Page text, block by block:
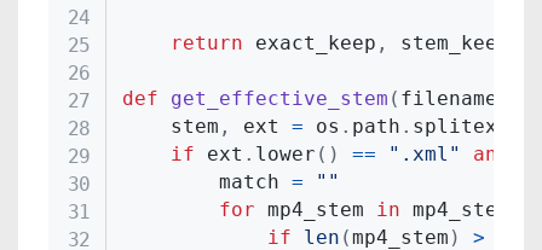
return exact_keep , stem_keep
def get_effective_stem ( filename
    stem
, ext = os . path . splitext
if ext . lower ( ) == ".xml" and
        match
=
""
for mp4_stem in mp4_stems
if
len (mp4_stem ) >